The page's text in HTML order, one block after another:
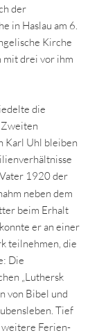
der
in Haslau am 6.
Kirche
mit drei vor ihm
die
Zweiten
Karl Uhl bleiben
1920 der
neben dem
beim Erhalt
er an einer
teilnehmen, die
Die
„Luthersk
von Bibel und
Tief
weitere Ferien-